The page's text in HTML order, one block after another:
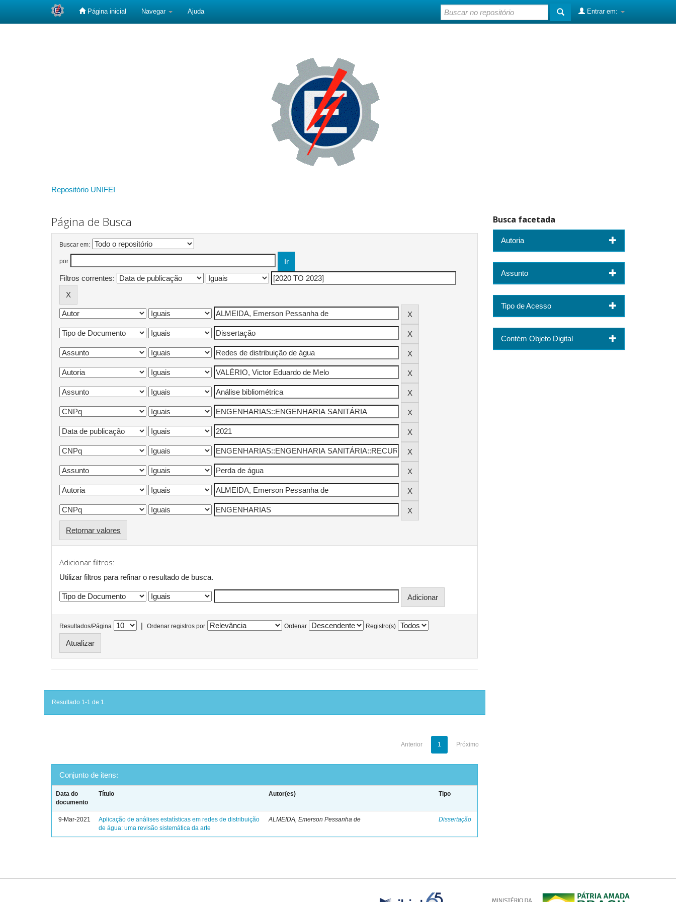
Página inicial Navegar Ajuda Entrar em:
Repositório UNIFEI
Página de Busca
Buscar em:
por
Filtros correntes:
Retornar valores
Adicionar filtros:
Utilizar filtros para refinar o resultado de busca.
Resultados/Página | Ordenar registros por Ordenar Registro(s)
Resultado 1-1 de 1.
Anterior 1 Próximo
Conjunto de itens:
Data do
documento
Título Autor(es) Tipo
9-Mar-2021
Aplicação de análises estatísticas em redes de distribuição
de água: uma revisão sistemática da arte
ALMEIDA, Emerson Pessanha de Dissertação
Busca facetada
Autoria
Assunto
Tipo de Acesso
Contém Objeto Digital